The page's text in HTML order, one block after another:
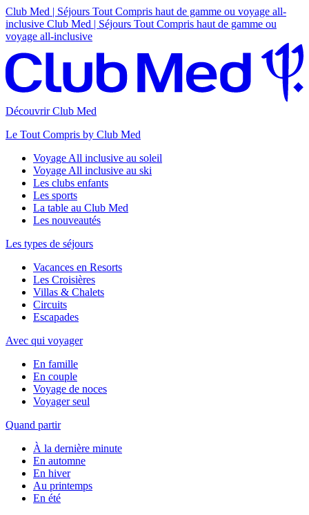
Club Med | Séjours Tout Compris haut de gamme ou voyage all-
inclusive Club Med | Séjours Tout Compris haut de gamme ou
voyage all-inclusive
Découvrir Club Med
Le Tout Compris by Club Med
Voyage All inclusive au soleil
Voyage All inclusive au ski
Les clubs enfants
Les sports
La table au Club Med
Les nouveautés
Les types de séjours
Vacances en Resorts
Les Croisières
Villas & Chalets
Circuits
Escapades
Avec qui voyager
En famille
En couple
Voyage de noces
Voyager seul
Quand partir
À la dernière minute
En automne
En hiver
Au printemps
En été